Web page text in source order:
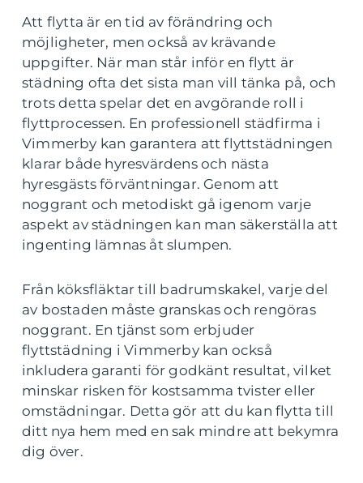
Att flytta är en tid av förändring och
möjligheter, men också av krävande
uppgifter. När man står inför en flytt är
städning ofta det sista man vill tänka på, och
trots detta spelar det en avgörande roll i
flyttprocessen. En professionell städfirma i
Vimmerby kan garantera att flyttstädningen
klarar både hyresvärdens och nästa
hyresgästs förväntningar. Genom att
noggrant och metodiskt gå igenom varje
aspekt av städningen kan man säkerställa att
ingenting lämnas åt slumpen.
Från köksfläktar till badrumskakel, varje del
av bostaden måste granskas och rengöras
noggrant. En tjänst som erbjuder
flyttstädning i Vimmerby kan också
inkludera garanti för godkänt resultat, vilket
minskar risken för kostsamma tvister eller
omstädningar. Detta gör att du kan flytta till
ditt nya hem med en sak mindre att bekymra
dig över.